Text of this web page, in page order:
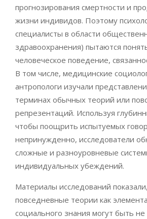
прогнозирования смертности и
жизни индивидов. Поэтому
специалисты в области
здравоохранения) пытаются
человеческое поведение,
В том числе, медицинские
антропологи изучали
терминах обычных теорий или
репрезентаций. Используя
чтобы поощрить испытуемых
непринужденно, исследователи
сложные и разноуровневые
индивидуальных убеждений.
Материалы исследований
повседневные теории как
социального знания могут быть